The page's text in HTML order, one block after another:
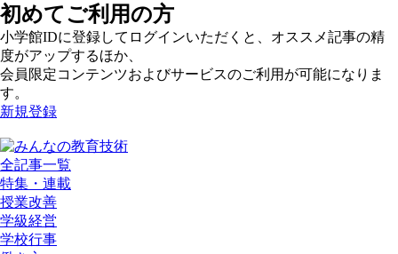
初めてご利用の方
小学館IDに登録してログインいただくと、オススメ記事の精
度がアップするほか、
会員限定コンテンツおよびサービスのご利用が可能になりま
す。
新規登録
全記事一覧
特集・連載
授業改善
学級経営
学校行事